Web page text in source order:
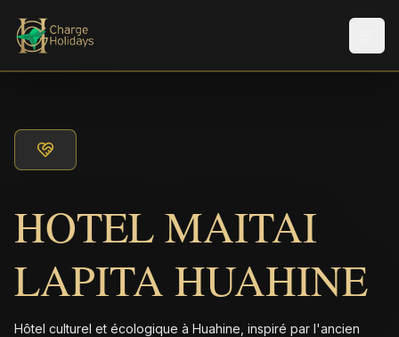
HOTEL MAITAI
LAPITA HUAHINE
Hôtel culturel et écologique à Huahine, inspiré par l'ancien